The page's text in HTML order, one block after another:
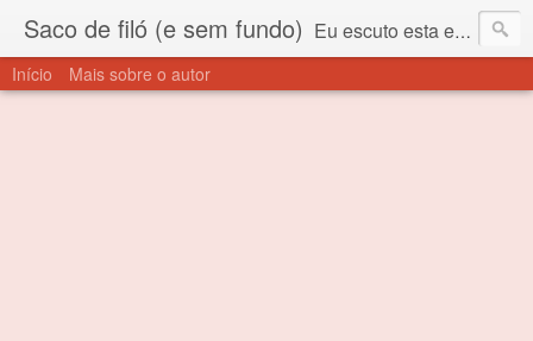
Saco de filó (e sem fundo) Eu escuto esta expressão "saco de filó" desde criança. Para quem não sabe, filó é um tecido todo furadinho e permite que um saco feito com ele, mesmo que muito exposto ao ar soprado para dentro, nunca vai se encher. Aí está o propósito deste nome... Para viver em sociedade tem que ter saco de filó.
Início Mais sobre o autor